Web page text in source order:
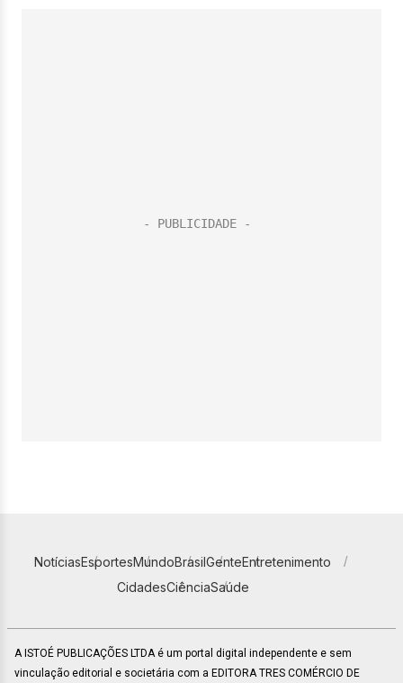
NotíciasEsportesMundoBrasilGenteEntretenimento
CidadesCiênciaSaúde
A ISTOÉ PUBLICAÇÕES LTDA é um portal digital independente e sem
vinculação editorial e societária com a EDITORA TRES COMÉRCIO DE